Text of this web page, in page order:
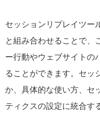
セッションリプレイツー
と組み合わせることで、
ー行動やウェブサイトの
ることができます。セッ
か、具体的な使い方、セ
ティクスの設定に統合す